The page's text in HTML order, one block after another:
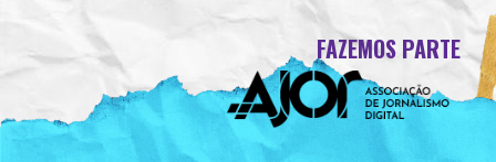
FAZEMOS PARTE